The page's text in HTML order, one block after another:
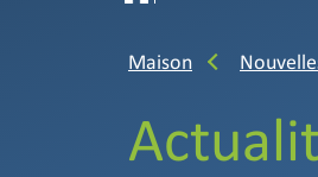
Maison